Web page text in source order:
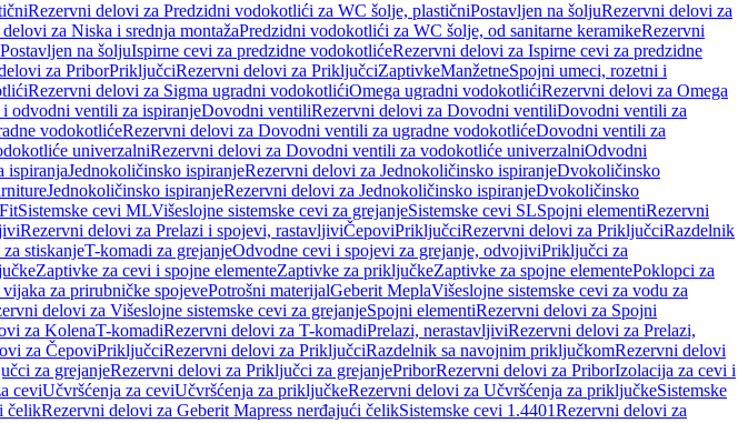
Rezervni delovi za Predzidni vodokotlići za WC šolje, plastičniPostavljen na šoljuRezervni delovi za
za Niska i srednja montažaPredzidni vodokotlići za WC šolje, od sanitarne keramikeRezervni
na šoljuIspirne cevi za predzidne vodokotlićeRezervni delovi za Ispirne cevi za predzidne
za PriborPriključciRezervni delovi za PriključciZaptivkeManžetneSpojni umeci, rozetni i
Rezervni delovi za Sigma ugradni vodokotlićiOmega ugradni vodokotlićiRezervni delovi za Omega
odvodni ventili za ispiranjeDovodni ventiliRezervni delovi za Dovodni ventiliDovodni ventili za
vodokotlićeRezervni delovi za Dovodni ventili za ugradne vodokotlićeDovodni ventili za
univerzalniRezervni delovi za Dovodni ventili za vodokotliće univerzalniOdvodni
ispiranjaJednokoličinsko ispiranjeRezervni delovi za Jednokoličinsko ispiranjeDvokoličinsko
Jednokoličinsko ispiranjeRezervni delovi za Jednokoličinsko ispiranjeDvokoličinsko
Sistemske cevi MLVišeslojne sistemske cevi za grejanjeSistemske cevi SLSpojni elementiRezervni
Rezervni delovi za Prelazi i spojevi, rastavljiviČepoviPriključciRezervni delovi za PriključciRazdelnik
stiskanjeT-komadi za grejanjeOdvodne cevi i spojevi za grejanje, odvojiviPriključci za
Zaptivke za cevi i spojne elementeZaptivke za priključkeZaptivke za spojne elementePoklopci za
za prirubničke spojevePotrošni materijalGeberit MeplaVišeslojne sistemske cevi za vodu za
delovi za Višeslojne sistemske cevi za grejanjeSpojni elementiRezervni delovi za Spojni
za KolenaT-komadiRezervni delovi za T-komadiPrelazi, nerastavljiviRezervni delovi za Prelazi,
za ČepoviPriključciRezervni delovi za PriključciRazdelnik sa navojnim priključkomRezervni delovi
za grejanjeRezervni delovi za Priključci za grejanjePriborRezervni delovi za PriborIzolacija za cevi i
ceviUčvršćenja za ceviUčvršćenja za priključkeRezervni delovi za Učvršćenja za priključkeSistemske
čelikRezervni delovi za Geberit Mapress nerđajući čelikSistemske cevi 1.4401Rezervni delovi za